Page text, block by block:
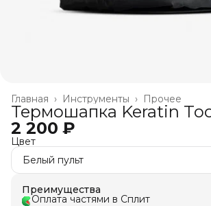
Прочее
Инструменты ›
Главная ›
Термошапка Keratin
2 200 ₽
Цвет
Белый пульт
Преимущества
Оплата частями в Сплит